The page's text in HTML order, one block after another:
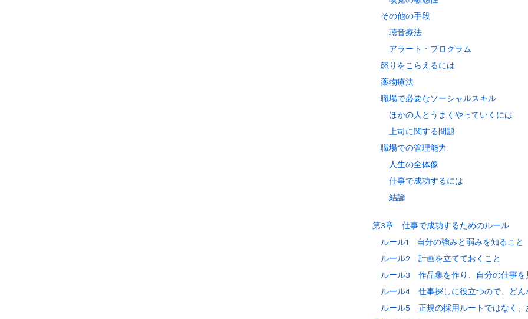
その他の手段
聴音療法
アラート・プログラム
怒りをこらえるには
薬物療法
職場で必要なソーシャルスキル
ほかの人とうまくやっていくには
上司に関する問題
職場での管理能力
人生の全体像
仕事で成功するには
結論
第3章 仕事で成功するためのルール
ルール1 自分の強みと弱みを知ること
ルール2 計画を立てておくこと
ルール3 作品集を作り、自分の仕事を
ルール4 仕事探しに役立つので、どん
ルール5 正規の採用ルートではなく、